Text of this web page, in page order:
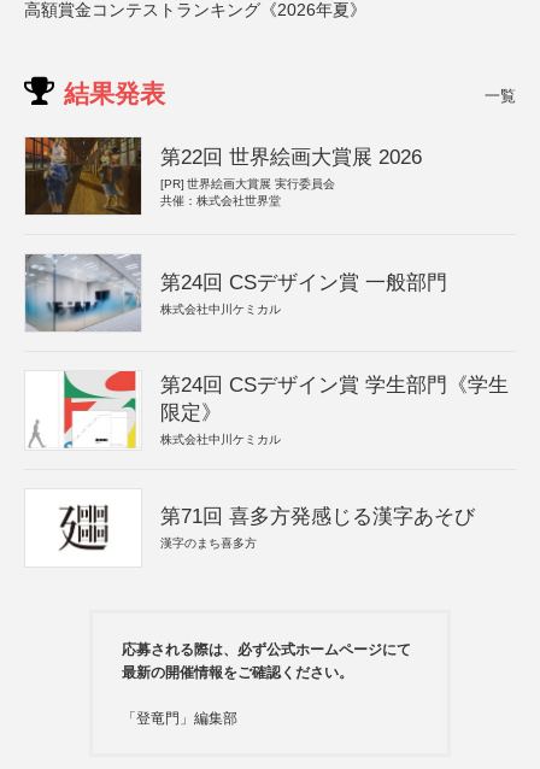
高額賞金コンテストランキング《2026年夏》
結果発表 一覧
第22回 世界絵画大賞展 2026
[PR] 世界絵画大賞展 実行委員会
共催：株式会社世界堂
第24回 CSデザイン賞 一般部門
株式会社中川ケミカル
第24回 CSデザイン賞 学生部門《学生
限定》
株式会社中川ケミカル
第71回 喜多方発感じる漢字あそび
漢字のまち喜多方
応募される際は、必ず公式ホームページにて
最新の開催情報をご確認ください。
「登竜門」編集部